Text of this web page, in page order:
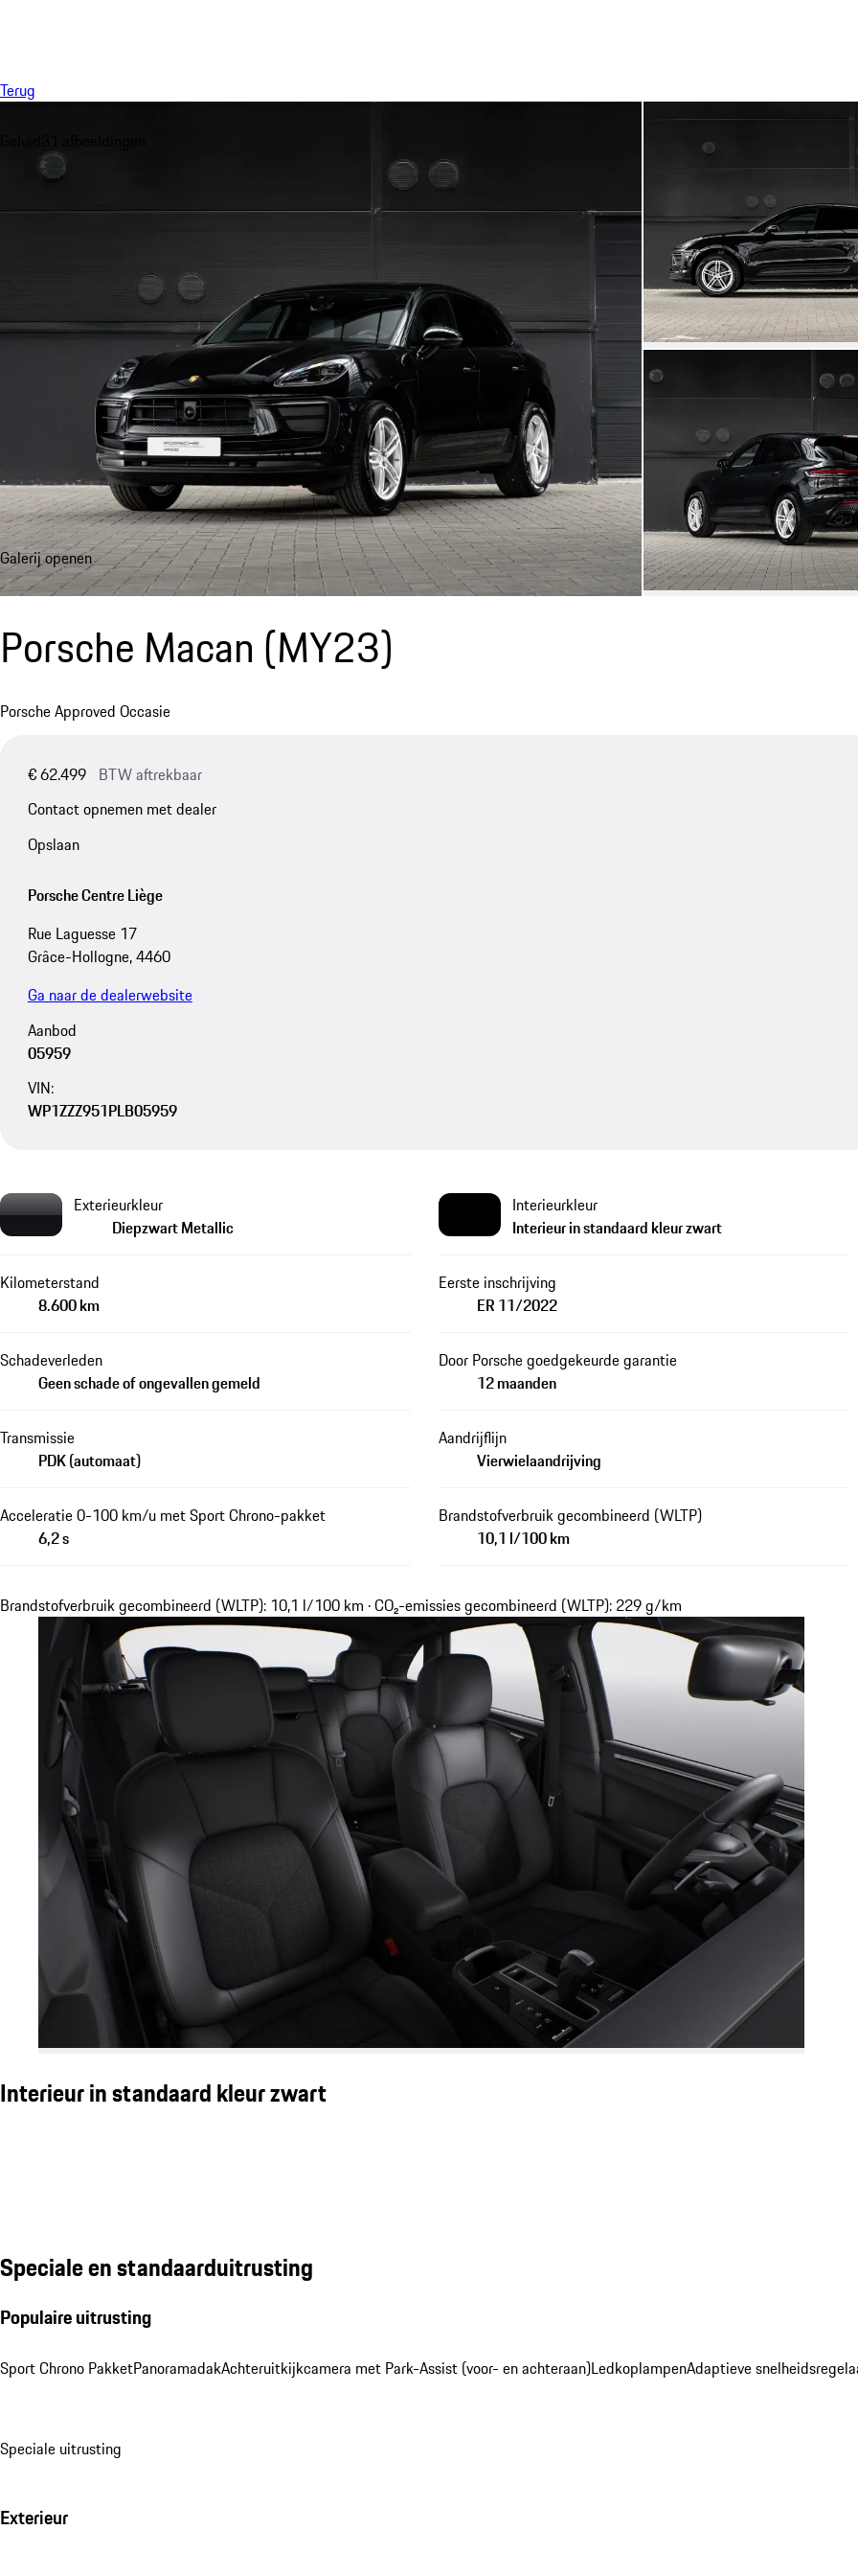
Terug
Galerij openen
Porsche Macan (MY23)
Porsche Approved Occasie
€ 62.499 BTW aftrekbaar
Contact opnemen met dealer
Opslaan
Porsche Centre Liège
Rue Laguesse 17
Grâce-Hollogne, 4460
Ga naar de dealerwebsite
Aanbod
05959
VIN:
WP1ZZZ951PLB05959
Exterieurkleur
Diepzwart Metallic
Interieurkleur
Interieur in standaard kleur zwart
Kilometerstand
8.600 km
Eerste inschrijving
ER 11/2022
Schadeverleden
Geen schade of ongevallen gemeld
Door Porsche goedgekeurde garantie
12 maanden
Transmissie
PDK (automaat)
Aandrijflijn
Vierwielaandrijving
Acceleratie 0-100 km/u met Sport Chrono-pakket
6,2 s
Brandstofverbruik gecombineerd (WLTP)
10,1 l/100 km
Brandstofverbruik gecombineerd (WLTP): 10,1 l/100 km · CO₂-emissies gecombineerd (WLTP): 229 g/km
Interieur in standaard kleur zwart
Speciale en standaarduitrusting
Populaire uitrusting
Sport Chrono PakketPanoramadakAchteruitkijkcamera met Park-Assist (voor- en achteraan)LedkoplampenAdaptieve
Speciale uitrusting
Exterieur